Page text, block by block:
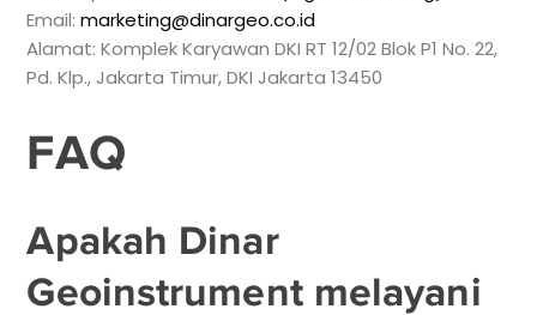
Email:marketing@dinargeo.co.id
Alamat: Komplek Karyawan DKI RT 12/02 Blok P1 No. 22,
Pd. Klp., Jakarta Timur, DKI Jakarta 13450
FAQ
Apakah Dinar
Geoinstrument melayani